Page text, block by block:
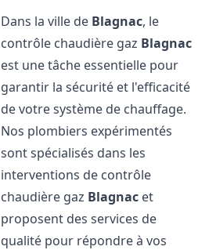
Dans la ville de Blagnac, le
contrôle chaudière gaz Blagnac
est une tâche essentielle pour
garantir la sécurité et l'efficacité
de votre système de chauffage.
Nos plombiers expérimentés
sont spécialisés dans les
interventions de contrôle
chaudière gaz Blagnac et
proposent des services de
qualité pour répondre à vos